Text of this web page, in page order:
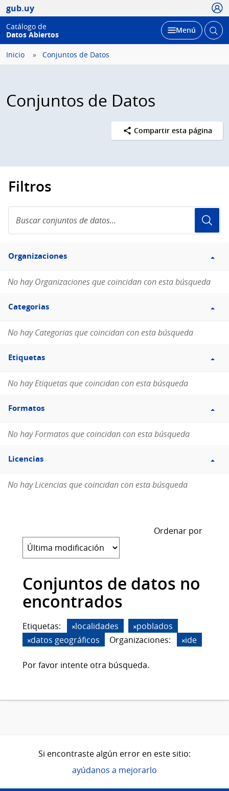
gub.uy
Catálogo de
Datos Abiertos
Desplegar
Menú Abrir
Inicio Conjuntos de Datos
Conjuntos de Datos
Compartir esta página
Filtros
conjuntos
de
Filtro
Organizaciones
Organizaciones
No hay Organizaciones que coincidan con esta búsqueda
Filtro
Categorias
Categorias
No hay Categorias que coincidan con esta búsqueda
Filtro
Etiquetas
Etiquetas
No hay Etiquetas que coincidan con esta búsqueda
Filtro
Formatos
Formatos
No hay Formatos que coincidan con esta búsqueda
Filtro
Licencias
Licencias
No hay Licencias que coincidan con esta búsqueda
Ordenar por
Conjuntos de datos no
encontrados
Etiquetas: localidades
poblados
datos geográficos
Organizaciones: ide
Por favor intente otra búsqueda.
Si encontraste algún error en este sitio:
ayúdanos a mejorarlo